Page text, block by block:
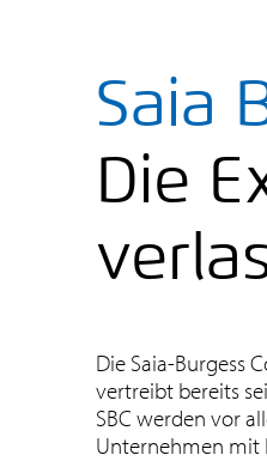
Saia
Die
Die Saia-Burgess
vertreibt bereits
SBC werden vor
Unternehmen mit